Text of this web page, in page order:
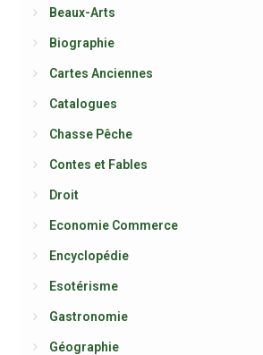
Beaux-Arts
Biographie
Cartes Anciennes
Catalogues
Chasse Pêche
Contes et Fables
Droit
Economie Commerce
Encyclopédie
Esotérisme
Gastronomie
Géographie